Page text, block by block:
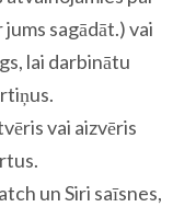
sagādāt.) vai
lai darbinātu
vai aizvēris
un Siri saīsnes,